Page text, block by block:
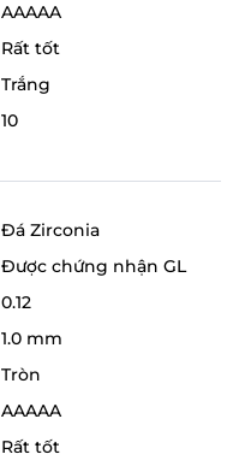
AAAAA
Rất tốt
Trắng
10
Đá Zirconia
Được chứng nhận GL
0.12
1.0 mm
Tròn
AAAAA
Rất tốt